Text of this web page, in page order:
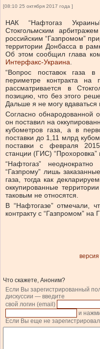
[08:10 25 октября 2017 года ]
НАК “Нафтогаз
Стокгольмским
российским “Газпромом”
территории Донбасса в
Об этом сообщил глава
Интерфакс-Украина.
“Вопрос поставок газа
периметре контракта на
рассматривается в
позицию, что без этого
Дальше я не могу
Согласно обнародованной
он поставил на
кубометров газа, а в
поставки до 1,11 млрд
поставки с февраля
станции (ГИС)
“Нафтогаз”
“Газпрому” лишь
газа, тогда как
оккупированные
таковым не относятся.
В “Нафтогазе” отмечали,
контракту с “Газпромом” на
Что скажете, Аноним?
Если Вы зарегистрированный
дискуссии — введите
свой логин (email)
и
Если Вы еще не